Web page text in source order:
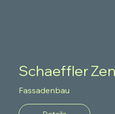
Schaeffler
Fassadenbau